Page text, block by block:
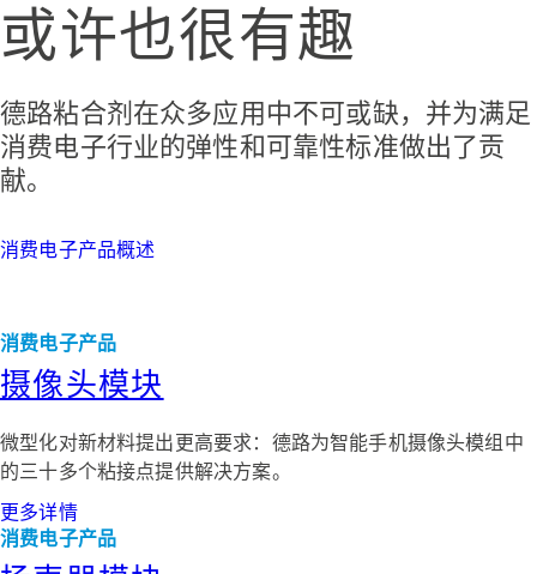
或许也很有趣
德路粘合剂在众多应用中不可或缺，并为满足
消费电子行业的弹性和可靠性标准做出了贡
献。
消费电子产品概述
消费电子产品
摄像头模块
微型化对新材料提出更高要求：德路为智能手机摄像头模组中
的三十多个粘接点提供解决方案。
更多详情
消费电子产品